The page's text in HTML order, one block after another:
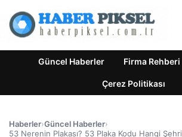
Güncel Haberler Firma Rehberi
Çerez Politikası
Haberler›Güncel Haberler›
53 Nerenin Plakası? 53 Plaka Kodu Hangi